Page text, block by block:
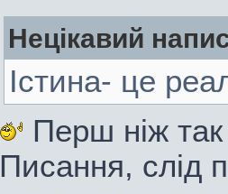
Нецікавий
Істина- це
Перш ніж
Писання, слід